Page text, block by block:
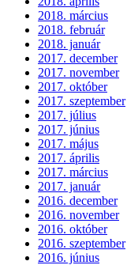
2018. március
2018. február
2018. január
2017. december
2017. november
2017. október
2017. szeptember
2017. július
2017. június
2017. május
2017. április
2017. március
2017. január
2016. december
2016. november
2016. október
2016. szeptember
2016. június